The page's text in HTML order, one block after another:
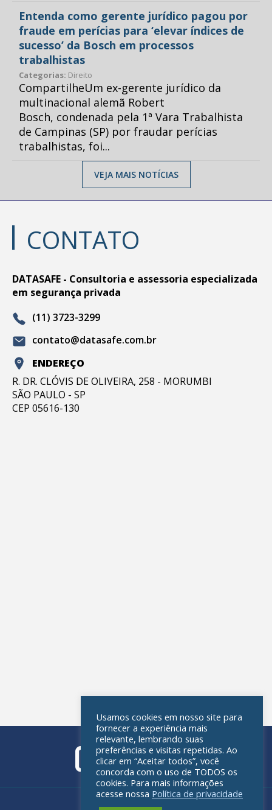
Entenda como gerente jurídico pagou por
fraude em perícias para ‘elevar índices de
sucesso’ da Bosch em processos
trabalhistas
Categorias: Direito
CompartilheUm ex-gerente jurídico da
multinacional alemã Robert
Bosch, condenada pela 1ª Vara Trabalhista
de Campinas (SP) por fraudar perícias
trabalhistas, foi...
VEJA MAIS NOTÍCIAS
CONTATO
DATASAFE - Consultoria e assessoria especializada
em segurança privada
(11) 3723-3299
contato@datasafe.com.br
ENDEREÇO
R. DR. CLÓVIS DE OLIVEIRA, 258 - MORUMBI
SÃO PAULO - SP
CEP 05616-130
Usamos cookies em nosso site para
fornecer a experiência mais
relevante, lembrando suas
preferências e visitas repetidas. Ao
clicar em “Aceitar todos”, você
concorda com o uso de TODOS os
cookies. Para mais informações
acesse nossa Política de privacidade